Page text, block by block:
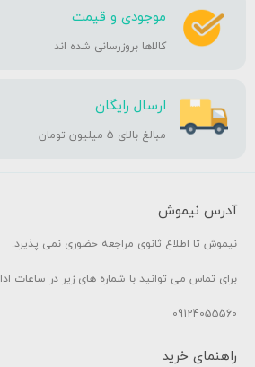
موجودی و قیمت
کالاها بروزرسانی شده اند
ارسال رایگان
مبالغ بالای 5 میلیون تومان
آدرس نیموش
نیموش تا اطلاع ثانوی مراجعه حضوری نمی پذیرد.
برای تماس می توانید با شماره های زیر در ساعات
09124055560
راهنمای خرید